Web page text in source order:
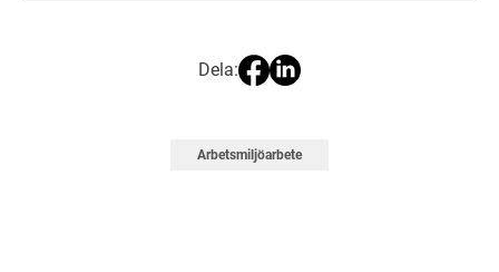
Dela:
Arbetsmiljöarbete